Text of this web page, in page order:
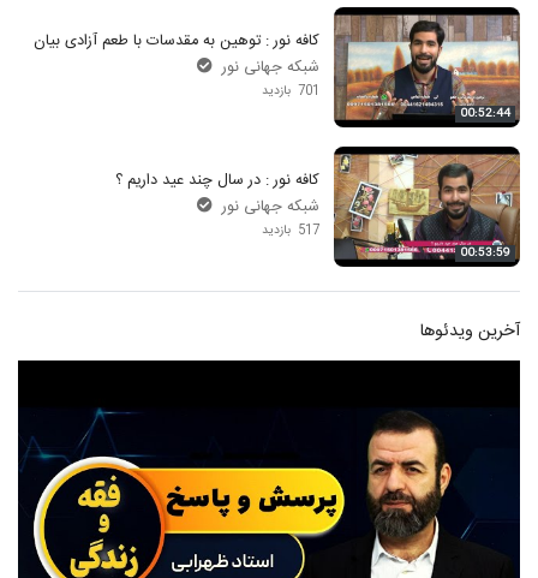
00:52:44
کافه نور : توهین به مقدسات با طعم آزادی بیان
شبکه جهانی نور
701 بازدید
00:53:59
کافه نور : در سال چند عید داریم ؟
شبکه جهانی نور
517 بازدید
آخرین ویدئوها